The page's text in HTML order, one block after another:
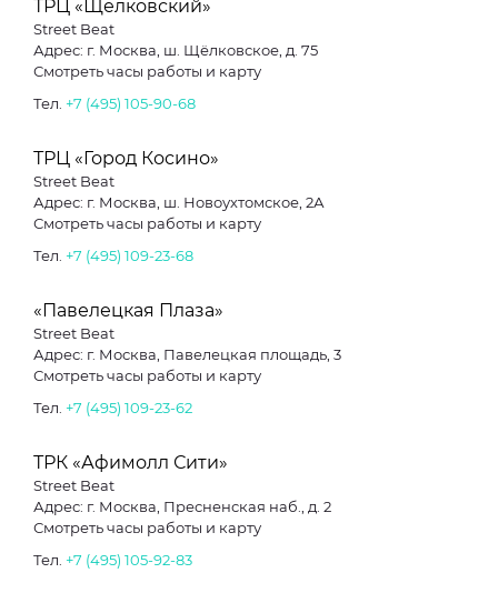
ТРЦ «Щелковский»
Street Beat
Адрес: г. Москва, ш. Щёлковское, д. 75
Смотреть часы работы и карту
Тел. +7 (495) 105-90-68
ТРЦ «Город Косино»
Street Beat
Адрес: г. Москва, ш. Новоухтомское, 2А
Смотреть часы работы и карту
Тел. +7 (495) 109-23-68
«Павелецкая Плаза»
Street Beat
Адрес: г. Москва, Павелецкая площадь, 3
Смотреть часы работы и карту
Тел. +7 (495) 109-23-62
ТРК «Афимолл Сити»
Street Beat
Адрес: г. Москва, Пресненская наб., д. 2
Смотреть часы работы и карту
Тел. +7 (495) 105-92-83